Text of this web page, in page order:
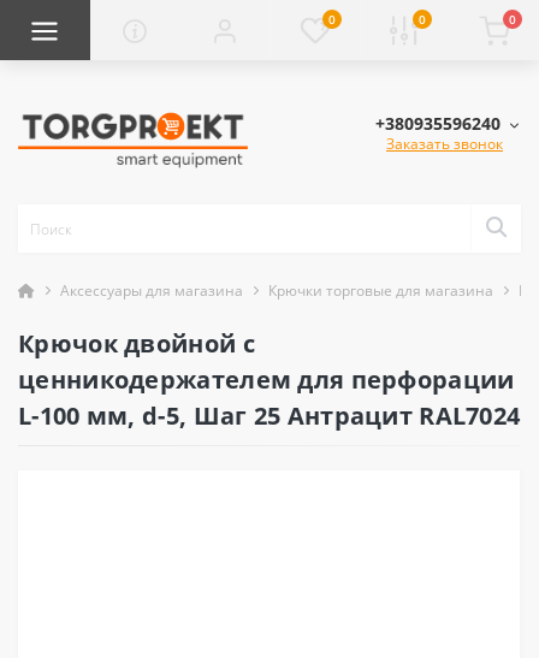
0 0 0
+380935596240
Заказать звонок
Аксессуары для магазина Крючки торговые для магазина
Крючок двойной с
ценникодержателем для перфорации
L-100 мм, d-5, Шаг 25 Антрацит RAL7024